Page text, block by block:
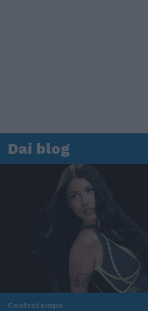
Dai blog
Controtempo